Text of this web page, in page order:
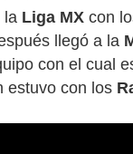
la Liga MX con
llegó a la
con el cual
estuvo con los